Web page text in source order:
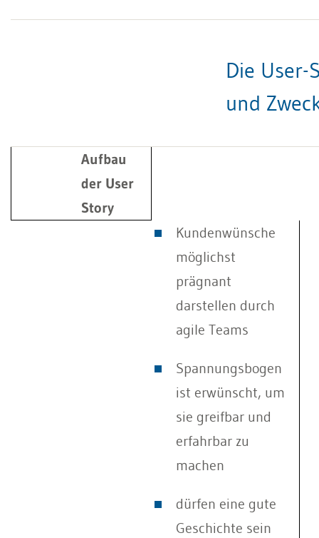
Die User-
und
Aufbau
der User
Story
Kundenwünsche
möglichst
prägnant
darstellen durch
agile Teams
Spannungsbogen
ist erwünscht, um
sie greifbar und
erfahrbar zu
machen
dürfen eine gute
Geschichte sein